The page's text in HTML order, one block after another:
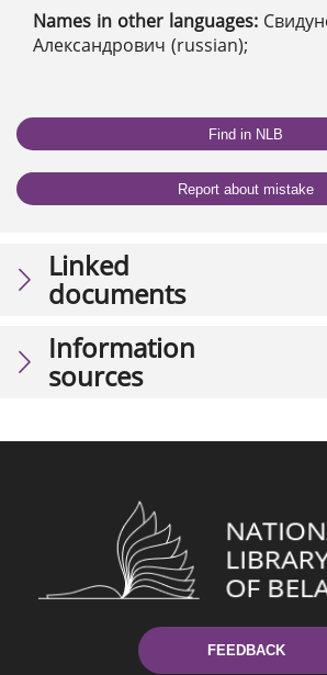
Names in other languages:
Александрович (russian);
Find in NLB
Report about mistake
Linked
documents
Information
sources
FEEDBACK